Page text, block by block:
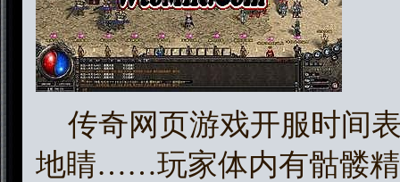
传奇网页游戏开服时间
地睛……玩家体内有骷髅精